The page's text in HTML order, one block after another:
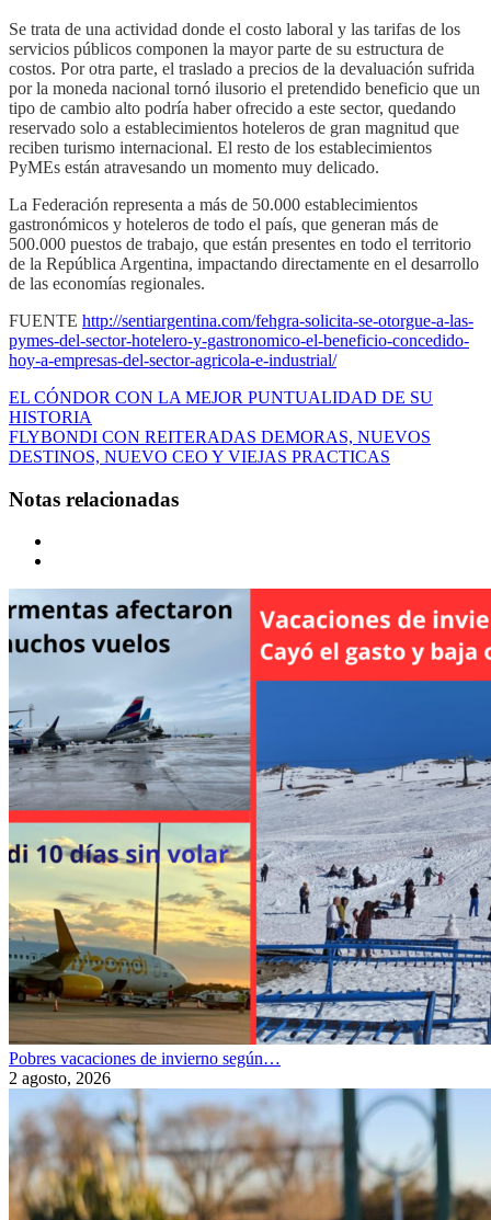
Se trata de una actividad donde el costo laboral y las tarifas de los
servicios públicos componen la mayor parte de su estructura de
costos. Por otra parte, el traslado a precios de la devaluación sufrida
por la moneda nacional tornó ilusorio el pretendido beneficio que un
tipo de cambio alto podría haber ofrecido a este sector, quedando
reservado solo a establecimientos hoteleros de gran magnitud que
reciben turismo internacional. El resto de los establecimientos
PyMEs están atravesando un momento muy delicado.
La Federación representa a más de 50.000 establecimientos
gastronómicos y hoteleros de todo el país, que generan más de
500.000 puestos de trabajo, que están presentes en todo el territorio
de la República Argentina, impactando directamente en el desarrollo
de las economías regionales.
FUENTE http://sentiargentina.com/fehgra-solicita-se-otorgue-a-las-
pymes-del-sector-hotelero-y-gastronomico-el-beneficio-concedido-
hoy-a-empresas-del-sector-agricola-e-industrial/
EL CÓNDOR CON LA MEJOR PUNTUALIDAD DE SU
HISTORIA
FLYBONDI CON REITERADAS DEMORAS, NUEVOS
DESTINOS, NUEVO CEO Y VIEJAS PRACTICAS
Notas relacionadas
Pobres vacaciones de invierno según…
2 agosto, 2026